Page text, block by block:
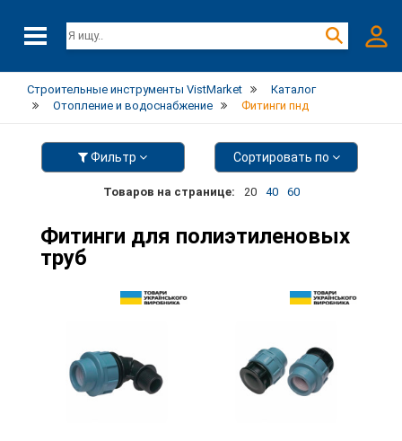
Строительные инструменты VistMarket
Каталог
Отопление и водоснабжение
Фитинги пнд
Фильтр Сортировать по
Товаров на странице: 20 40 60
Фитинги для полиэтиленовых
труб